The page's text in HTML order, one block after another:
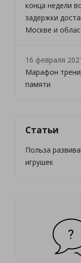
конца недели
задержки
Москве и
16 февраля
Марафон
памяти
Статьи
Польза
игрушек